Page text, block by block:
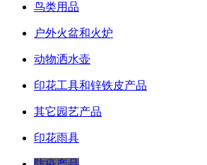
鸟类用品
户外火盆和火炉
动物洒水壶
印花工具和锌铁皮产品
其它园艺产品
印花雨具